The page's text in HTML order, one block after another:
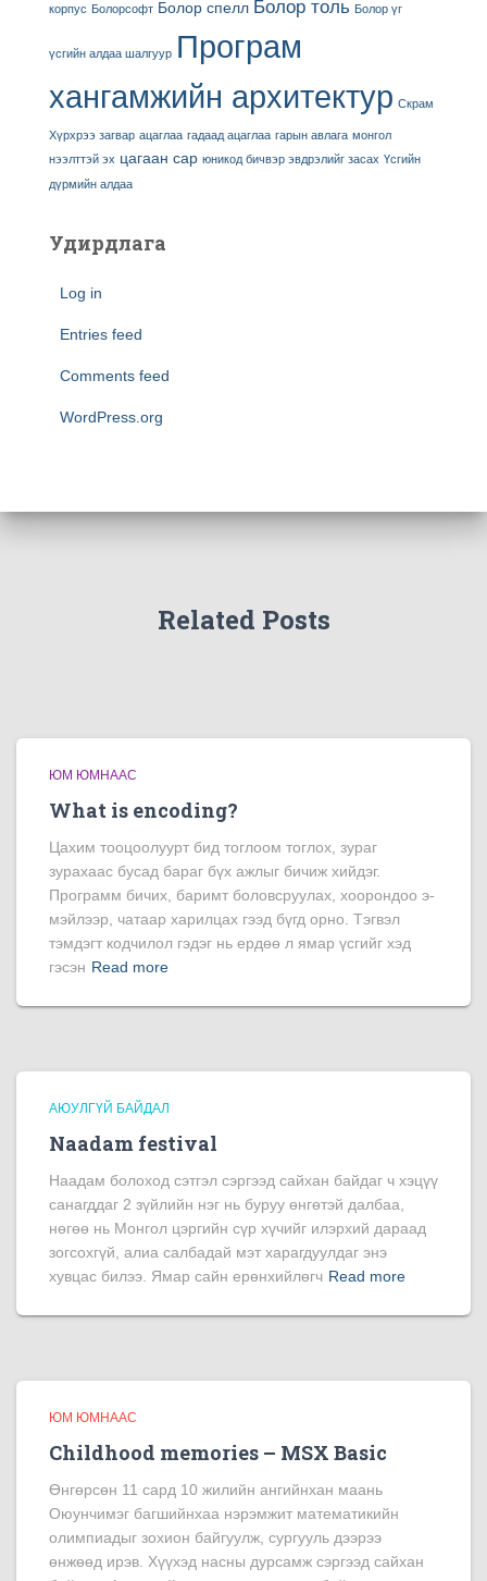
корпус Болорсофт Болор спелл Болор толь Болор үг
үсгийн алдаа шалгуур Програм
хангамжийн архитектур Скрам
Хүрхрээ загвар ацаглаа гадаад ацаглаа гарын авлага монгол
нээлттэй эх цагаан сар юникод бичвэр эвдрэлийг засах Үсгийн
дүрмийн алдаа
Удирдлага
Log in
Entries feed
Comments feed
WordPress.org
Related Posts
ЮМ ЮМНААС
What is encoding?
Цахим тооцоолуурт бид тоглоом тоглох, зураг
зурахаас бусад бараг бүх ажлыг бичиж хийдэг.
Программ бичих, баримт боловсруулах, хоорондоо э-
мэйлээр, чатаар харилцах гээд бүгд орно. Тэгвэл
тэмдэгт кодчилол гэдэг нь ердөө л ямар үсгийг хэд
гэсэн Read more
АЮУЛГҮЙ БАЙДАЛ
Naadam festival
Наадам болоход сэтгэл сэргээд сайхан байдаг ч хэцүү
санагддаг 2 зүйлийн нэг нь буруу өнгөтэй далбаа,
нөгөө нь Монгол цэргийн сүр хүчийг илэрхий дараад
зогсохгүй, алиа салбадай мэт харагдуулдаг энэ
хувцас билээ. Ямар сайн ерөнхийлөгч Read more
ЮМ ЮМНААС
Childhood memories – MSX Basic
Өнгөрсөн 11 сард 10 жилийн ангийнхан маань
Оюунчимэг багшийнхаа нэрэмжит математикийн
олимпиадыг зохион байгуулж, сургууль дээрээ
өнжөөд ирэв. Хүүхэд насны дурсамж сэргээд сайхан